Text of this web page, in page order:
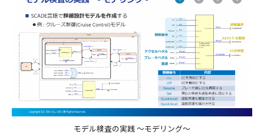
モデル検査の実践 ～モデリング～